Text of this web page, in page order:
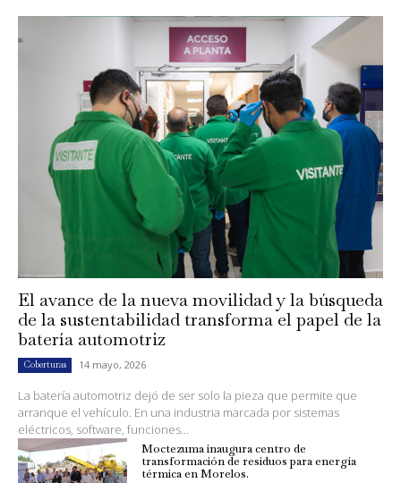
El avance de la nueva movilidad y la búsqueda
de la sustentabilidad transforma el papel de la
batería automotriz
Coberturas 14 mayo, 2026
La batería automotriz dejó de ser solo la pieza que permite que
arranque el vehículo. En una industria marcada por sistemas
eléctricos, software, funciones...
Moctezuma inaugura centro de
transformación de residuos para energía
térmica en Morelos.